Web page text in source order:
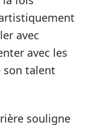
avec
avec les
son talent
souligne